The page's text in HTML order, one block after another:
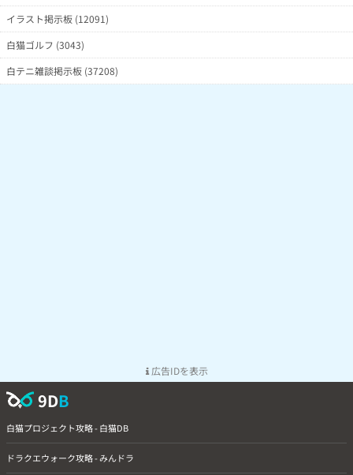
イラスト掲示板 (12091)
白猫ゴルフ (3043)
白テニ雑談掲示板 (37208)
広告IDを表示
9DB
白猫プロジェクト攻略 - 白猫DB
ドラクエウォーク攻略 - みんドラ